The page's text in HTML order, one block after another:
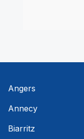
Angers
Annecy
Biarritz